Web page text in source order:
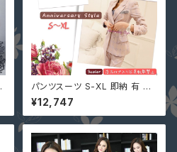
パンツスーツ S-XL 即納 有 ピ
ンクチェック 黒 ネイビーストラ
イプ セットアップ 長袖ジャケット
＋パンツ 韓国ファッション 上下
¥12,747